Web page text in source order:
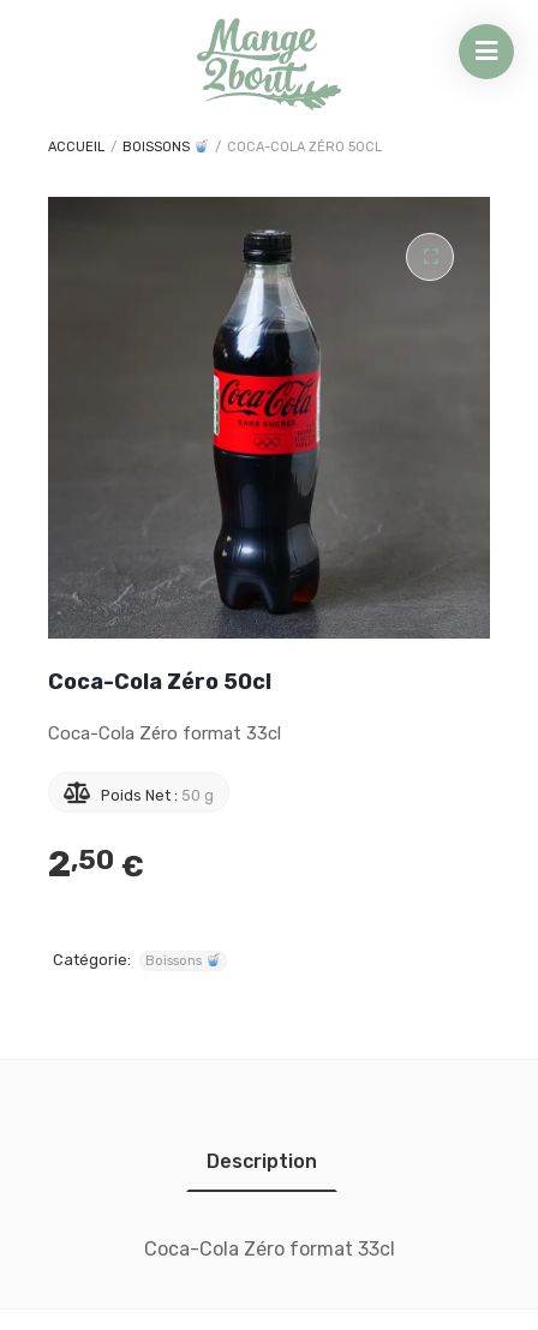
ACCUEIL / BOISSONS / COCA-COLA ZÉRO 50CL
Coca-Cola Zéro 50cl
Coca-Cola Zéro format 33cl
Poids Net : 50 g
2,50 €
Catégorie: Boissons
Description
Coca-Cola Zéro format 33cl